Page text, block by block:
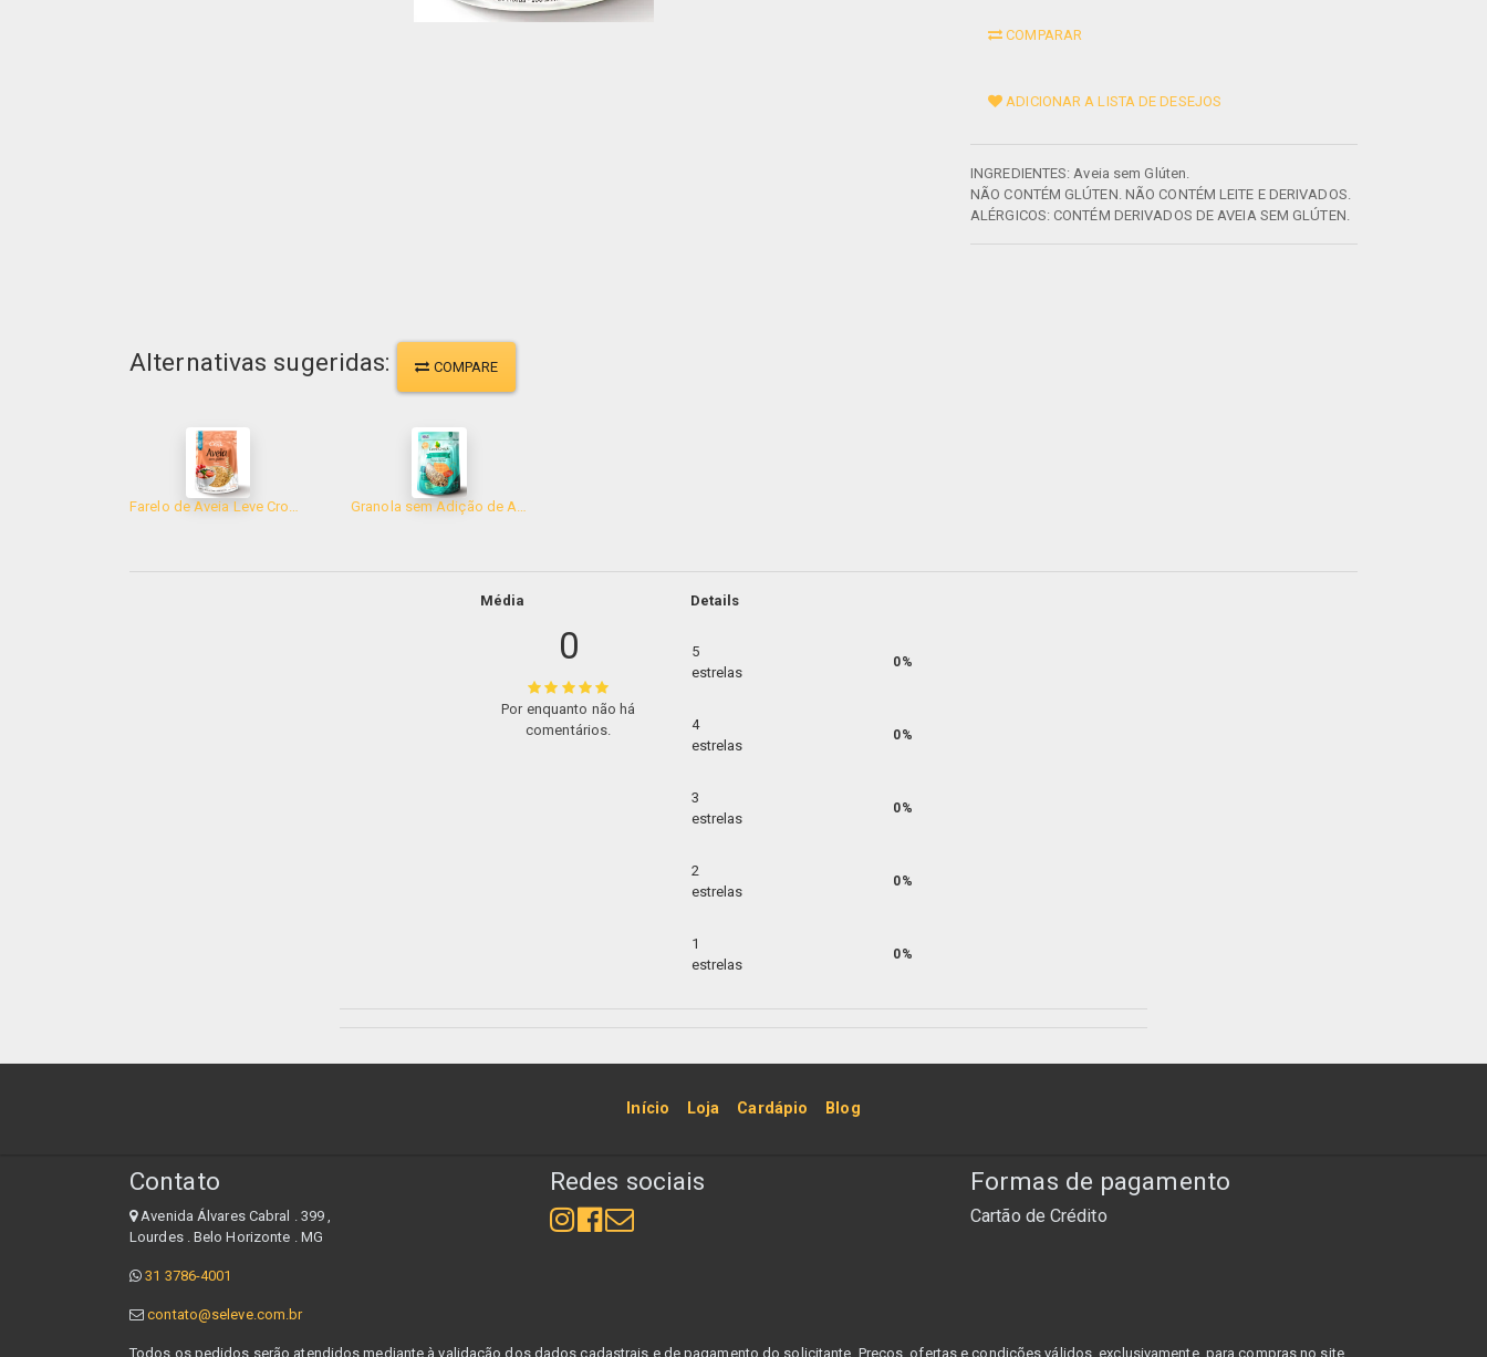
COMPARAR
ADICIONAR A LISTA DE DESEJOS
INGREDIENTES: Aveia sem Glúten.
NÃO CONTÉM GLÚTEN. NÃO CONTÉM LEITE E DERIVADOS.
ALÉRGICOS: CONTÉM DERIVADOS DE AVEIA SEM GLÚTEN.
Alternativas sugeridas: COMPARE
Média
0
Por enquanto não há
comentários.
Details
5
estrelas
0%
4
estrelas
0%
3
estrelas
0%
2
estrelas
0%
1
estrelas
0%
Início Loja Cardápio Blog
Contato
Avenida Álvares Cabral . 399 ,
Lourdes . Belo Horizonte . MG
31 3786-4001
contato@seleve.com.br
Redes sociais Formas de pagamento
Cartão de Crédito
Todos os pedidos serão atendidos mediante à validação dos dados cadastrais e de pagamento do solicitante. Preços, ofertas e condições válidos, exclusivamente, para compras no site,